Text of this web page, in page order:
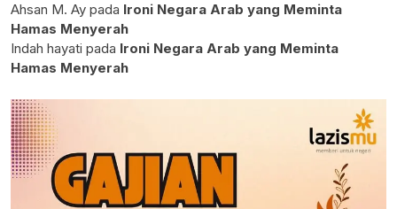
Ahsan M. Ay pada Ironi Negara Arab yang Meminta
Hamas Menyerah
Indah hayati pada Ironi Negara Arab yang Meminta
Hamas Menyerah